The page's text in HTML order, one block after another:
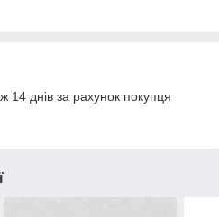
14 днів за рахунок покупця